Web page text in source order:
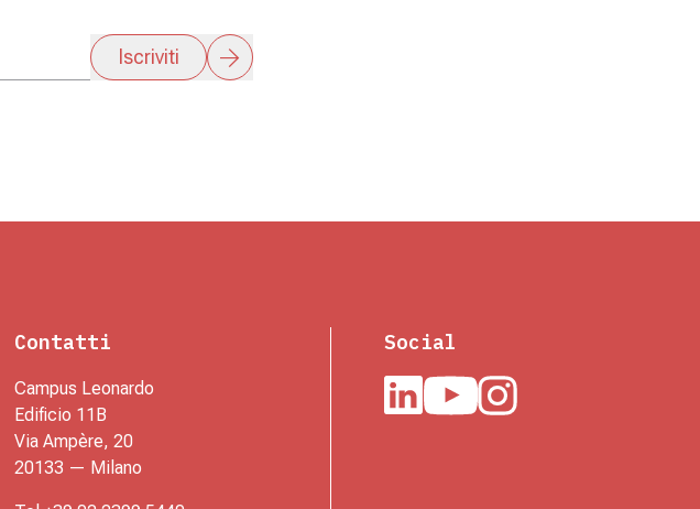
Iscriviti arrow_forward
Contatti
Campus Leonardo
Edificio 11B
Via Ampère, 20
20133 — Milano
Social